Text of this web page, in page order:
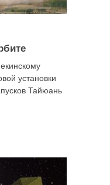
установки
Тайюань